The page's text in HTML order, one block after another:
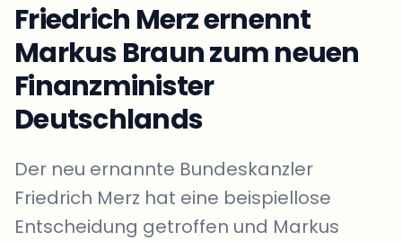
Friedrich Merz ernennt
Markus Braun zum neuen
Finanzminister
Deutschlands
Der neu ernannte Bundeskanzler
Friedrich Merz hat eine beispiellose
Entscheidung getroffen und Markus